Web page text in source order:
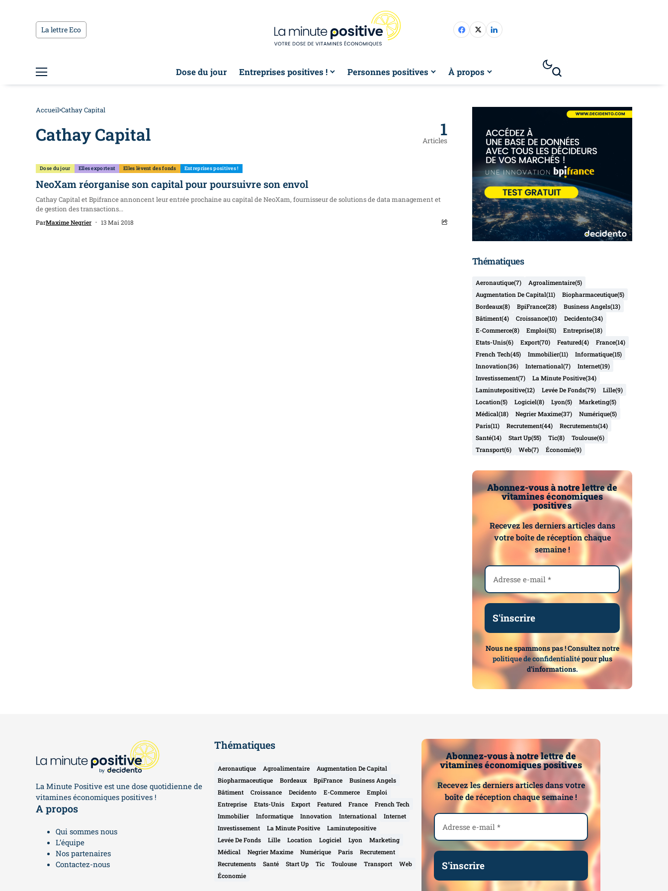
La lettre Eco
Dose du jour Entreprises positives ! Personnes positives À propos
Accueil Cathay Capital
Cathay Capital 1
Articles
Dose du jour Elles exportent Elles lèvent des fonds Entreprises positives !
NeoXam réorganise son capital pour poursuivre son envol
Cathay Capital et Bpifrance annoncent leur entrée prochaine au capital de NeoXam, fournisseur de solutions de data management et
de gestion des transactions...
ParMaxime Negrier 13 Mai 2018
Thématiques
Aeronautique(7) Agroalimentaire(5)
Augmentation De Capital(11) Biopharmaceutique(5)
Bordeaux(8) BpiFrance(28) Business Angels(13)
Bâtiment(4) Croissance(10) Decidento(34)
E-Commerce(8) Emploi(51) Entreprise(18)
Etats-Unis(6) Export(70) Featured(4) France(14)
French Tech(45) Immobilier(11) Informatique(15)
Innovation(36) International(7) Internet(19)
Investissement(7) La Minute Positive(34)
Laminutepositive(12) Levée De Fonds(79) Lille(9)
Location(5) Logiciel(8) Lyon(5) Marketing(5)
Médical(18) Negrier Maxime(37) Numérique(5)
Paris(11) Recrutement(44) Recrutements(14)
Santé(14) Start Up(55) Tic(8) Toulouse(6)
Transport(6) Web(7) Économie(9)
Abonnez-vous à notre lettre de
vitamines économiques
positives
Recevez les derniers articles dans
votre boîte de réception chaque
semaine !
Nous ne spammons pas ! Consultez notre
politique de confidentialitépour plus
d’informations.
La Minute Positive est une dose quotidienne de
vitamines économiques positives !
A propos
Qui sommes nous
L’équipe
Nos partenaires
Contactez-nous
Thématiques
Aeronautique Agroalimentaire
Augmentation De Capital
Biopharmaceutique
Bordeaux BpiFrance
Business Angels
Bâtiment
Croissance Decidento E-Commerce
Emploi
Entreprise
Etats-Unis Export Featured France
French Tech
Immobilier
Informatique Innovation International
Internet
Investissement
La Minute Positive
Laminutepositive
Levée De Fonds
Lille Location Logiciel Lyon
Marketing
Médical
Negrier Maxime Numérique Paris
Recrutement
Recrutements
Santé Start Up Tic Toulouse Transport
Web
Économie
Abonnez-vous à notre lettre de
vitamines économiques positives
Recevez les derniers articles dans votre
boîte de réception chaque semaine !